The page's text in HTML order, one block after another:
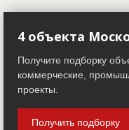
Настоящим
указанный в
(например, вторая
должен
а все остальное - это
для переговоров.
4 объекта
Получите подборку
коммерческие,
проекты.
Получить подборку